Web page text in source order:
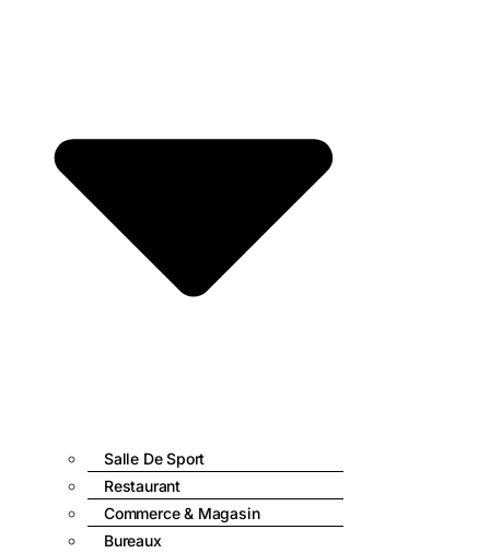
Salle De Sport
Restaurant
Commerce & Magasin
Bureaux